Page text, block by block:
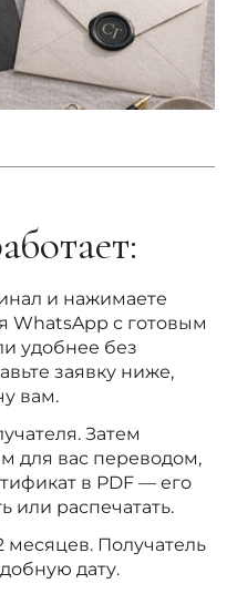
и нажимаете
WhatsApp с готовым
удобнее без
заявку ниже,
вам.
Затем
для вас переводом,
в PDF — его
или распечатать.
месяцев. Получатель
дату.